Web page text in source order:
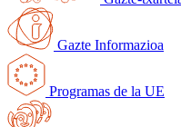
Gazte Informazioa
Programas de la UE